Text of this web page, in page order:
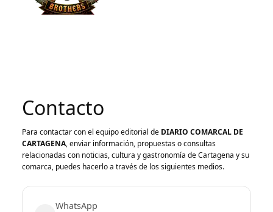
Contacto
Para contactar con el equipo editorial de DIARIO COMARCAL DE
CARTAGENA, enviar información, propuestas o consultas
relacionadas con noticias, cultura y gastronomía de Cartagena y su
comarca, puedes hacerlo a través de los siguientes medios.
WhatsApp